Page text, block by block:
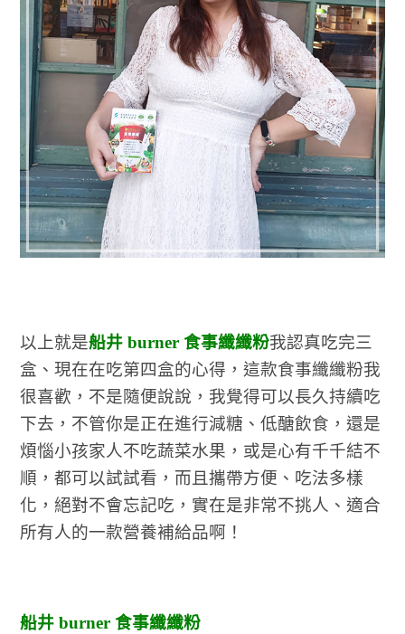
以上就是船井 burner 食事纖纖粉我認真吃完三
盒、現在在吃第四盒的心得，這款食事纖纖粉我
很喜歡，不是隨便說說，我覺得可以長久持續吃
下去，不管你是正在進行減糖、低醣飲食，還是
煩惱小孩家人不吃蔬菜水果，或是心有千千結不
順，都可以試試看，而且攜帶方便、吃法多樣
化，絕對不會忘記吃，實在是非常不挑人、適合
所有人的一款營養補給品啊！
船井 burner 食事纖纖粉